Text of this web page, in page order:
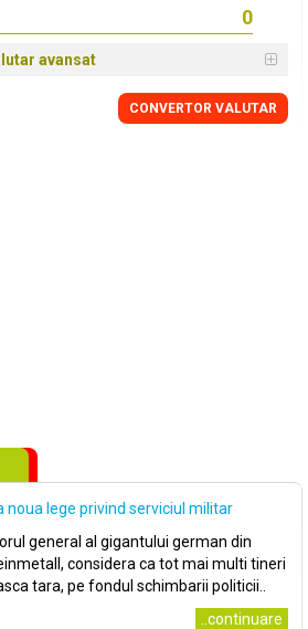
avansat
CONVERTOR VALUTAR
lege privind serviciul militar
general al gigantului german din
considera ca tot mai multi tineri
tara, pe fondul schimbarii politicii..
..continuare